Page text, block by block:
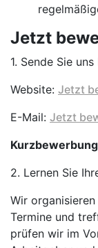
Jetzt
1. Sende Sie
Website: Jetzt
E-Mail: Jetzt
2. Lernen Sie
Wir
Termine und
prüfen wir im